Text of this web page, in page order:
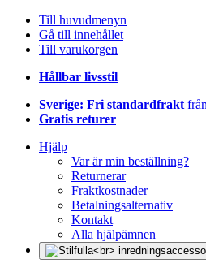
Till huvudmenyn
Gå till innehållet
Till varukorgen
Hållbar livsstil
Sverige: Fri standardfrakt
Gratis returer
Hjälp
Var är min beställning?
Returnerar
Fraktkostnader
Betalningsalternativ
Kontakt
Alla hjälpämnen